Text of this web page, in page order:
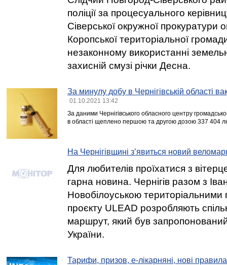
поліції за процесуального
Сіверської окружної
Коропської територіальної
незаконному використанні
захисній смузі річки Десна.
За минулу добу в Чернігівській області
01.10.2021 13:42
За даними Чернігівського обласного центру
в області щеплено першою та другою дозою 337 404
На Чернігівщині з’явиться новий
Для любителів проїхатися з
гарна новина. Чернігів разом з
Новобілоуською
проєкту ULEAD розробляють
маршрут, який був запропонований
України.
Тарифи, призов, е-лікарняні, нові